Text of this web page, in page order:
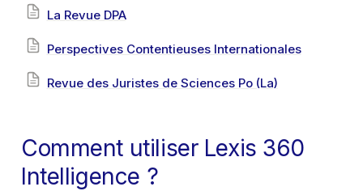
La Revue DPA
Perspectives Contentieuses Internationales
Revue des Juristes de Sciences Po (La)
Comment utiliser Lexis 360
Intelligence ?